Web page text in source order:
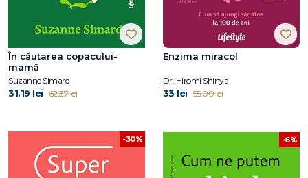
În căutarea copacului-
mamă
Suzanne Simard
31.19 lei 62.37 lei
Enzima miracol
Dr. Hiromi Shinya
33 lei 55.00 lei
-30% -6%